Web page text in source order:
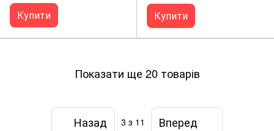
Купити Купити
Показати ще 20 товарів
Назад 3 з 11 Вперед